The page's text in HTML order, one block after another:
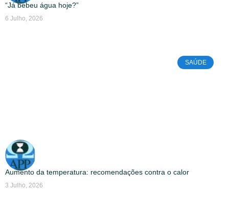
“Já bebeu água hoje?”
6 Julho, 2026
SAÚDE
Aumento da temperatura: recomendações contra o calor
3 Julho, 2026